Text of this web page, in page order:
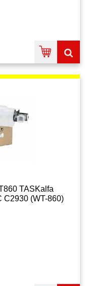
TASKalfa
C2930 (WT-860)